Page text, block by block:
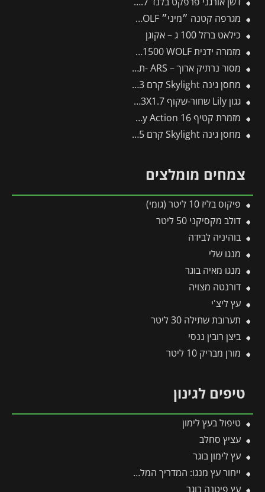
מגרפה קטנה ״מיני״ LJ-M/zm15 – WOLF
כילאט ברזל 100 ג – אקוגן
מזמרה ידנית by-pass indoor RR1500 WOLF
מסור נרתיק ארוך – ARS -תבור
מחסן גינה Skylight קרם 1.9X2.3 מבית פלרם – קנופיה
גגון Lily שחור-שקוף 1.3X1.7 בעיצוב רטרו מבית פלרם – Canopia
מזמרת קטיף 16 Easy Action ס"מ פיסקארס
מחסן גינה Skylight קרם 1.9X1.5 מבית פלרם – קנופיה
צמחים מומלצים
פיקוס בליז 10 ליטר (גומי)
דולב מקסיקני 50 ליטר
בוהיניה לבידה
מנגו שלי
מנגו מאיה בוגר
דורנטה מצויה
עץ ליצ'י
תערובת שתילה 30 ליטר
ביצן רובין ננסי
מורן מבריק 10 ליטר
טיפים לגינון
טיפול בעץ לימון
עציץ סחלב
עץ לימון בוגר
ייחור עץ מנגו: המדריך המלא לריבוי וכל הסיבות למה עדיף לוותר על זה
עץ פיטנה בוגר